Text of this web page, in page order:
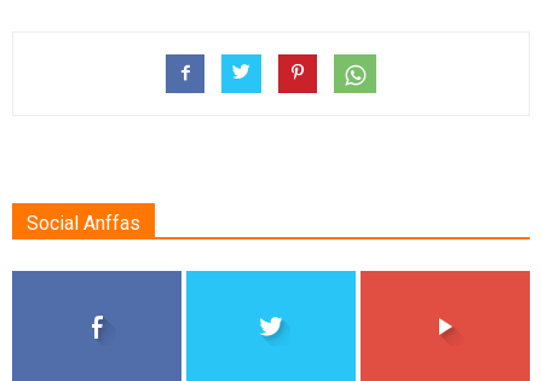
Social Anffas